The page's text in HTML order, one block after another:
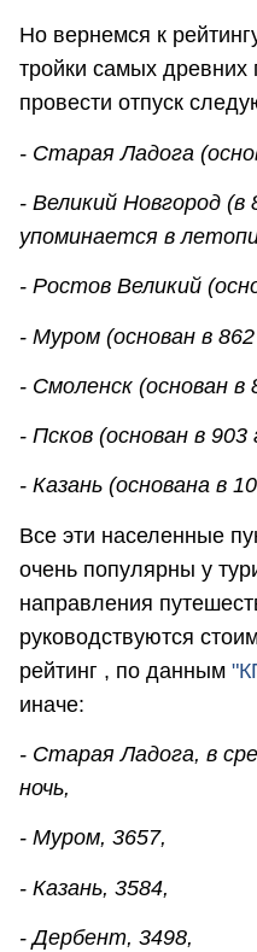
Но вернемся к
тройки самых древних
провести отпуск
- Старая Ладога
- Великий Новгород (в
упоминается в
- Ростов Великий
- Муром (основан в 862
- Смоленск (основан в
- Псков (основан в 903
- Казань (основана в
Все эти населенные
очень популярны у
направления
руководствуются
рейтинг , по данным
иначе:
- Старая Ладога, в
ночь,
- Муром, 3657,
- Казань, 3584,
- Дербент, 3498,